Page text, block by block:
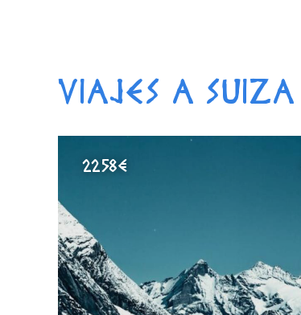
VIAJES A SUIZA
2258€